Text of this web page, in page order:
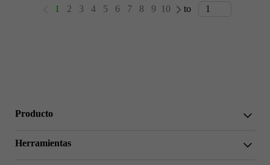
1 2 3 4 5 6 7 8 9 10 to
Producto
Humanizador
Herramientas